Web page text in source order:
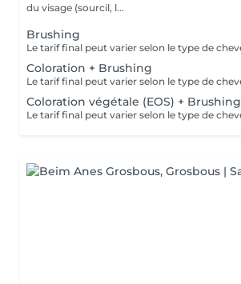
du visage (sourcil, l...
Brushing
Coloration + Brushing
Coloration végétale (EOS) + Brushing